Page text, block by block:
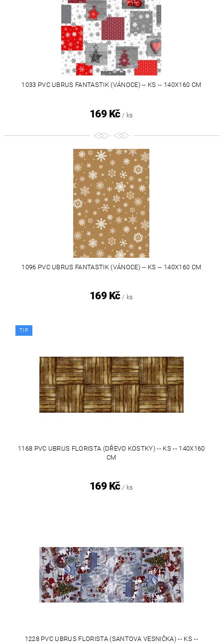
1033 PVC UBRUS FANTASTIK (VÁNOCE) -- KS -- 140X160 CM
169 Kč / ks
1096 PVC UBRUS FANTASTIK (VÁNOCE) -- KS -- 140X160 CM
169 Kč / ks
TIP
1168 PVC UBRUS FLORISTA (DŘEVO KOSTKY) -- KS -- 140X160
CM
169 Kč / ks
1228 PVC UBRUS FLORISTA (SANTOVA VESNIČKA) -- KS --